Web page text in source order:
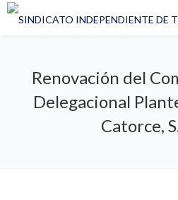
Renovación del
Delegacional
Catorce,